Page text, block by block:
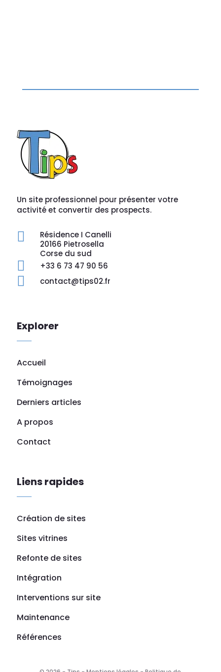
Un site professionnel pour présenter votre
activité et convertir des prospects.

Résidence I Canelli
20166 Pietrosella
Corse du sud
 +33 6 73 47 90 56
 contact@tips02.fr
Explorer
Accueil
Témoignages
Derniers articles
A propos
Contact
Liens rapides
Création de sites
Sites vitrines
Refonte de sites
Intégration
Interventions sur site
Maintenance
Références